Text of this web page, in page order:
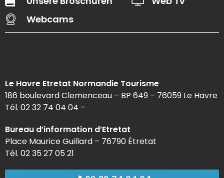
Webcams
Le Havre Etretat Normandie Tourisme
186 boulevard Clemenceau – BP 649 – 76059 Le Havre
Tél. 02 32 74 04 04 –
Bureau d’information d’Etretat
Place Maurice Guillard – 76790 Étretat
Tél. 02 35 27 05 21